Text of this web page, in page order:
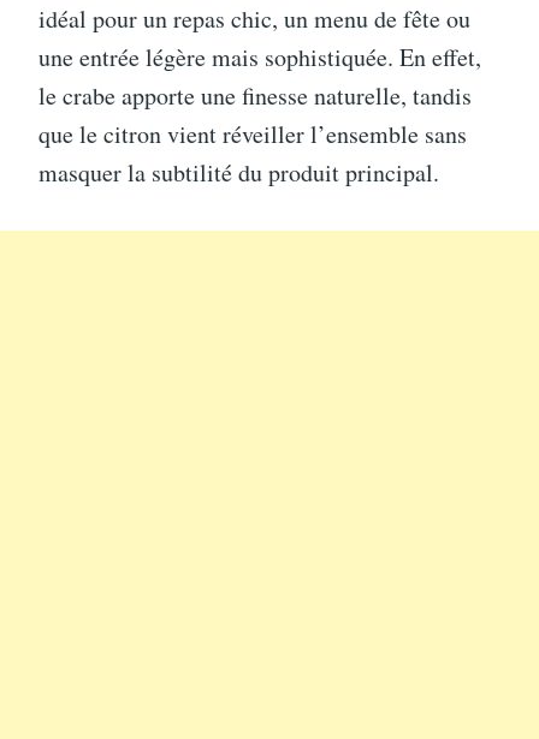
idéal pour un repas chic, un menu de fête ou
une entrée légère mais sophistiquée. En effet,
le crabe apporte une finesse naturelle, tandis
que le citron vient réveiller l’ensemble sans
masquer la subtilité du produit principal.